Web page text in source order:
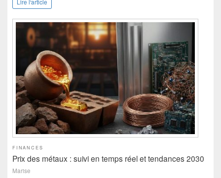
Lire l'article
FINANCES
Prix des métaux : suivi en temps réel et tendances 2030
Marise